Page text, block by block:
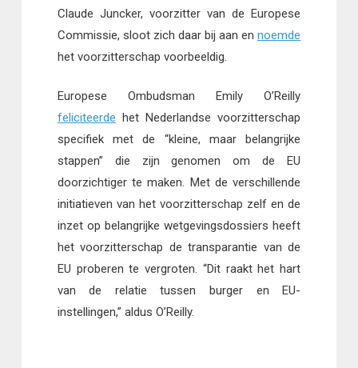
Claude Juncker, voorzitter van de Europese
Commissie, sloot zich daar bij aan ennoemde
het voorzitterschap voorbeeldig.
Europese Ombudsman Emily O’Reilly
feliciteerde het Nederlandse voorzitterschap
specifiek met de “kleine, maar belangrijke
stappen” die zijn genomen om de EU
doorzichtiger te maken. Met de verschillende
initiatieven van het voorzitterschap zelf en de
inzet op belangrijke wetgevingsdossiers heeft
het voorzitterschap de transparantie van de
EU proberen te vergroten. “Dit raakt het hart
van de relatie tussen burger en EU-
instellingen,” aldus O’Reilly.